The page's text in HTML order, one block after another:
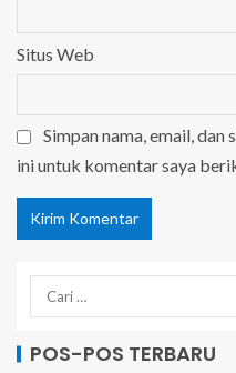
Situs Web
Simpan nama, email,
ini untuk komentar saya
POS-POS TERBARU